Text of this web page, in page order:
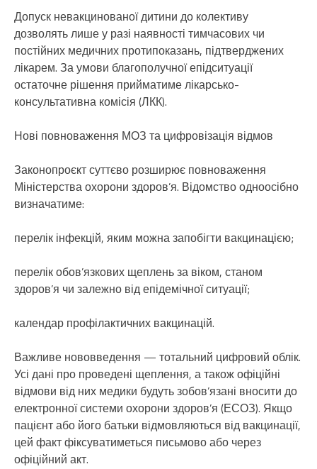
Допуск невакцинованої дитини до колективу
дозволять лише у разі наявності тимчасових чи
постійних медичних протипоказань, підтверджених
лікарем. За умови благополучної епідситуації
остаточне рішення прийматиме лікарсько-
консультативна комісія (ЛКК).
Нові повноваження МОЗ та цифровізація відмов
Законопроєкт суттєво розширює повноваження
Міністерства охорони здоров’я. Відомство одноосібно
визначатиме:
перелік інфекцій, яким можна запобігти вакцинацією;
перелік обов’язкових щеплень за віком, станом
здоров’я чи залежно від епідемічної ситуації;
календар профілактичних вакцинацій.
Важливе нововведення — тотальний цифровий облік.
Усі дані про проведені щеплення, а також офіційні
відмови від них медики будуть зобов’язані вносити до
електронної системи охорони здоров’я (ЕСОЗ). Якщо
пацієнт або його батьки відмовляються від вакцинації,
цей факт фіксуватиметься письмово або через
офіційний акт.